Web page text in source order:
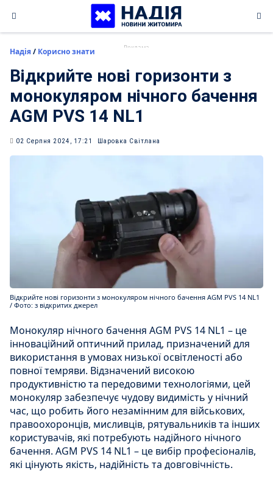
content
Надія/ Корисно знати
Відкрийте нові горизонти з
монокуляром нічного бачення
AGM PVS 14 NL1
02 Серпня 2024, 17:21 Шаровка Світлана
Відкрийте нові горизонти з монокуляром нічного бачення AGM PVS 14 NL1
/ Фото: з відкритих джерел
Монокуляр нічного бачення AGM PVS 14 NL1 – це
інноваційний оптичний прилад, призначений для
використання в умовах низької освітленості або
повної темряви. Відзначений високою
продуктивністю та передовими технологіями, цей
монокуляр забезпечує чудову видимість у нічний
час, що робить його незамінним для військових,
правоохоронців, мисливців, рятувальників та інших
користувачів, які потребують надійного нічного
бачення. AGM PVS 14 NL1 – це вибір професіоналів,
які цінують якість, надійність та довговічність.